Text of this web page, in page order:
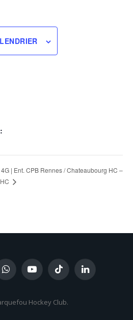
| Ent. CPB Rennes / Chateaubourg HC –
WhatsAppYouTubeTikTok LinkedIn
Hockey Club.